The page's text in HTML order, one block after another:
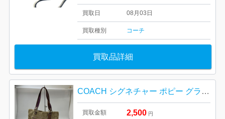
買取日 08月03日
買取種別 コーチ
買取品詳細
COACH シグネチャー ポピー グラフィティ トートバッグ
買取金額 2,500 円